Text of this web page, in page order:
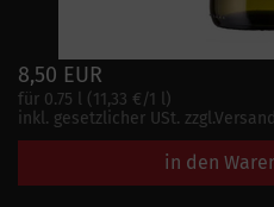
8,50 EUR
für 0.75 l (11,33 €/1 l)
inkl. gesetzlicher USt.
in den